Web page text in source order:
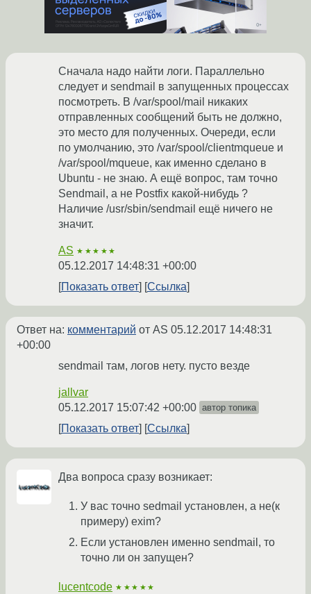
Сначала надо найти логи. Параллельно
следует и sendmail в запущенных процессах
посмотреть. В /var/spool/mail никаких
отправленных сообщений быть не должно,
это место для полученных. Очереди, если
по умолчанию, это /var/spool/clientmqueue и
/var/spool/mqueue, как именно сделано в
Ubuntu - не знаю. А ещё вопрос, там точно
Sendmail, а не Postfix какой-нибудь ?
Наличие /usr/sbin/sendmail ещё ничего не
значит.
AS ★★★★★
05.12.2017 14:48:31 +00:00
Показать ответ
Ссылка
Ответ на: комментарий от AS 05.12.2017 14:48:31
+00:00
sendmail там, логов нету. пусто везде
jallvar
05.12.2017 15:07:42 +00:00 автор топика
Показать ответ Ссылка
Два вопроса сразу возникает:
У вас точно sedmail установлен, а не(к
примеру) exim?
Если установлен именно sendmail, то
точно ли он запущен?
lucentcode ★★★★★